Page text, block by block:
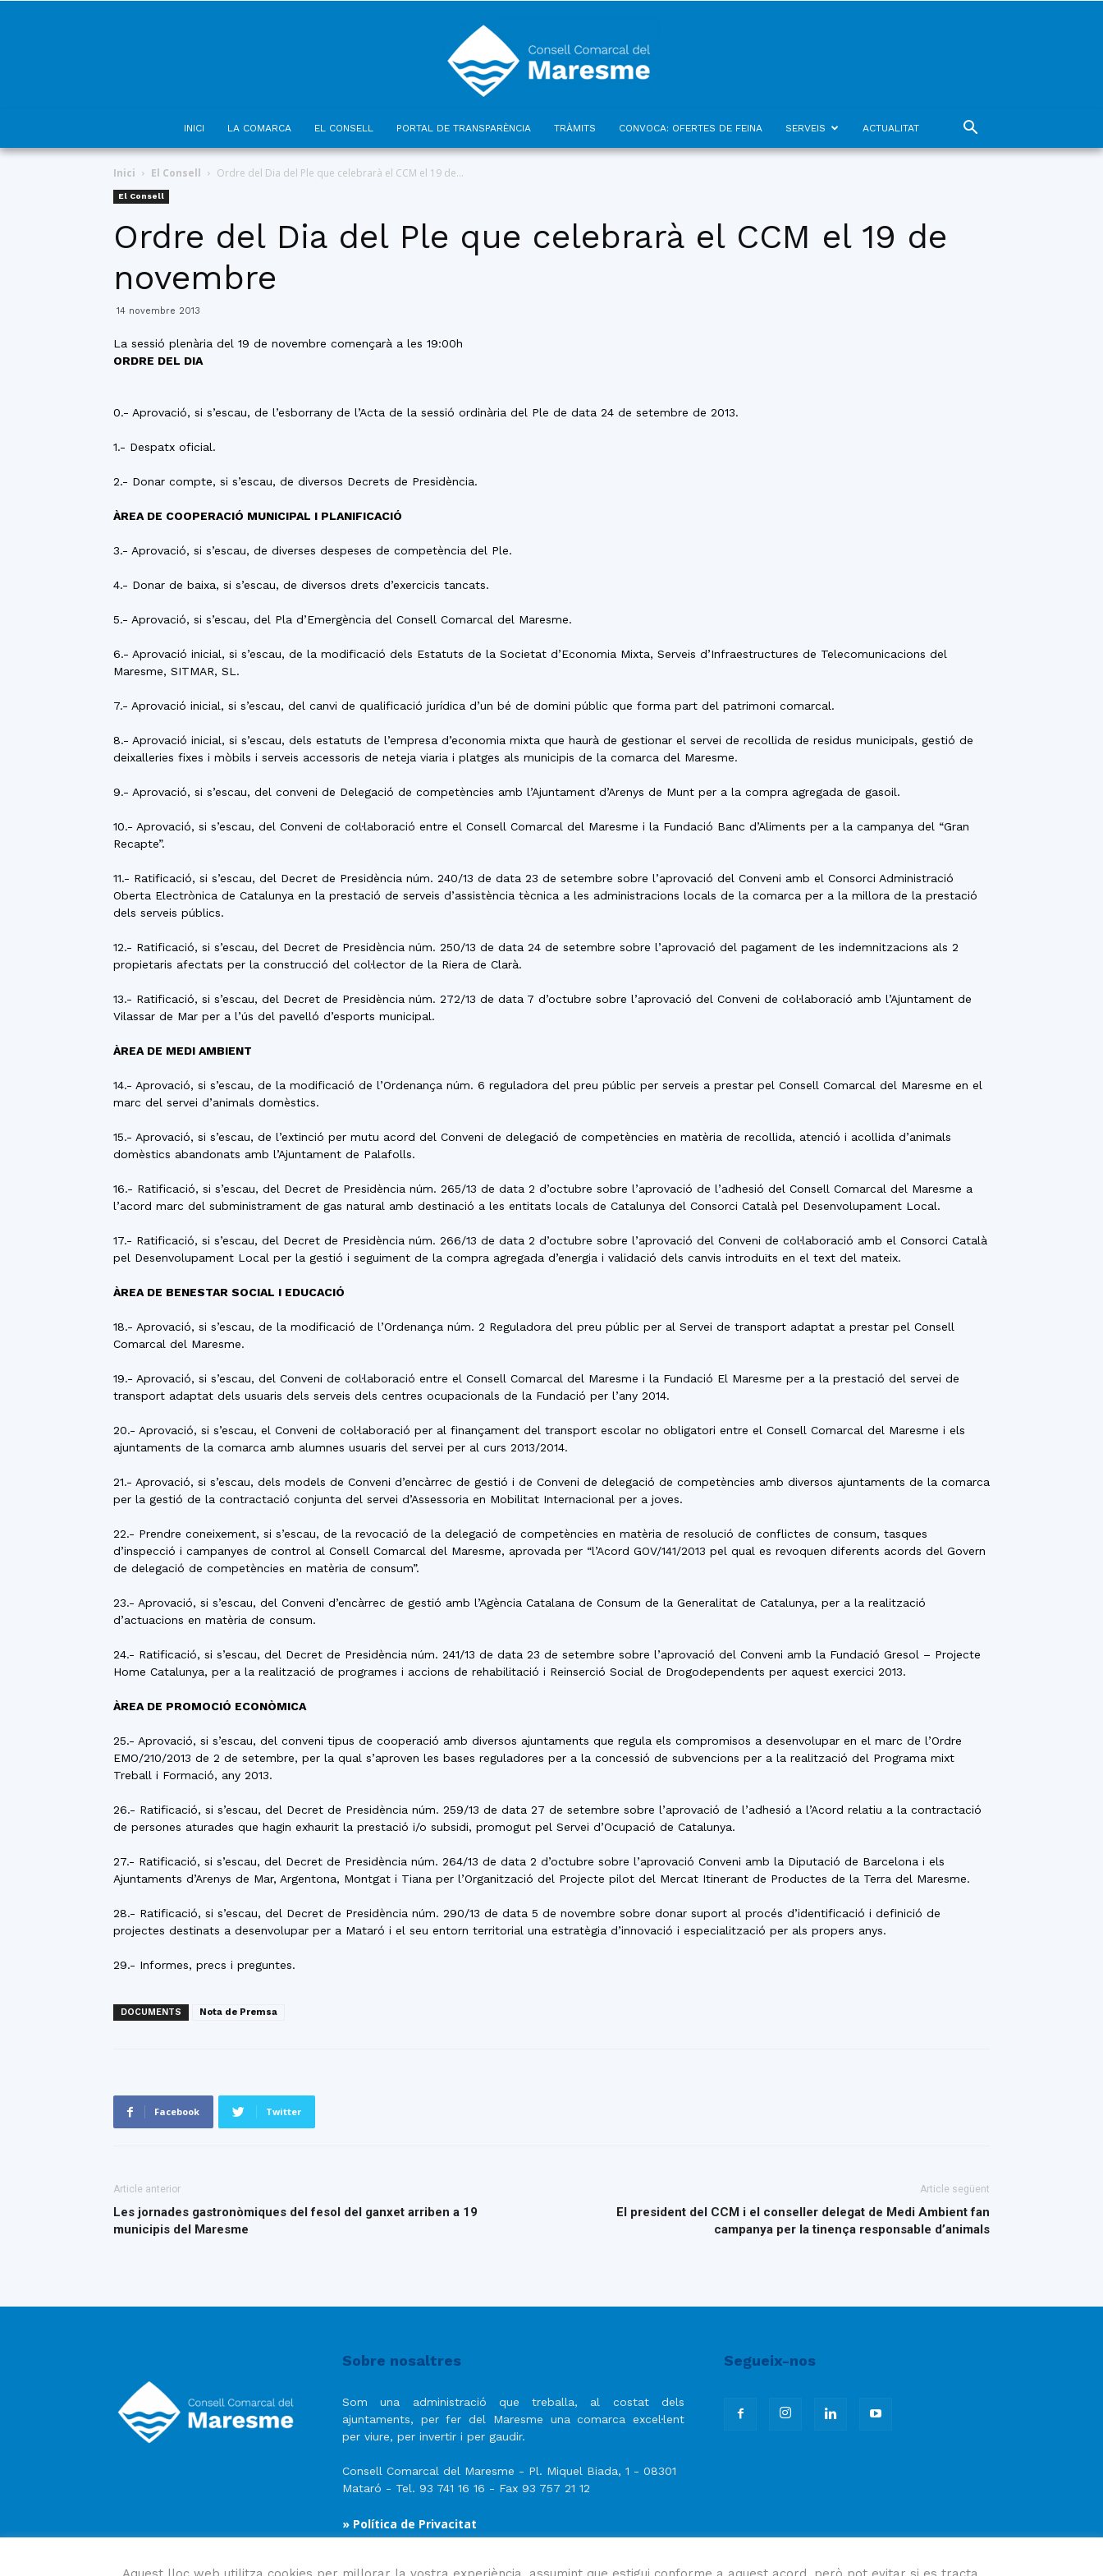
INICI LA COMARCA EL CONSELL PORTAL DE TRANSPARÈNCIA TRÀMITS CONVOCA: OFERTES DE FEINA SERVEIS ACTUALITAT
Inici El Consell Ordre del Dia del Ple que celebrarà el CCM el 19 de...
El Consell
Ordre del Dia del Ple que celebrarà el CCM el 19 de
novembre
14 novembre 2013
La sessió plenària del 19 de novembre començarà a les 19:00h
ORDRE DEL DIA
0.- Aprovació, si s’escau, de l’esborrany de l’Acta de la sessió ordinària del Ple de data 24 de setembre de 2013.
1.- Despatx oficial.
2.- Donar compte, si s’escau, de diversos Decrets de Presidència.
ÀREA DE COOPERACIÓ MUNICIPAL I PLANIFICACIÓ
3.- Aprovació, si s’escau, de diverses despeses de competència del Ple.
4.- Donar de baixa, si s’escau, de diversos drets d’exercicis tancats.
5.- Aprovació, si s’escau, del Pla d’Emergència del Consell Comarcal del Maresme.
6.- Aprovació inicial, si s’escau, de la modificació dels Estatuts de la Societat d’Economia Mixta, Serveis d’Infraestructures de Telecomunicacions del
Maresme, SITMAR, SL.
7.- Aprovació inicial, si s’escau, del canvi de qualificació jurídica d’un bé de domini públic que forma part del patrimoni comarcal.
8.- Aprovació inicial, si s’escau, dels estatuts de l’empresa d’economia mixta que haurà de gestionar el servei de recollida de residus municipals, gestió de
deixalleries fixes i mòbils i serveis accessoris de neteja viaria i platges als municipis de la comarca del Maresme.
9.- Aprovació, si s’escau, del conveni de Delegació de competències amb l’Ajuntament d’Arenys de Munt per a la compra agregada de gasoil.
10.- Aprovació, si s’escau, del Conveni de col·laboració entre el Consell Comarcal del Maresme i la Fundació Banc d’Aliments per a la campanya del “Gran
Recapte”.
11.- Ratificació, si s’escau, del Decret de Presidència núm. 240/13 de data 23 de setembre sobre l’aprovació del Conveni amb el Consorci Administració
Oberta Electrònica de Catalunya en la prestació de serveis d’assistència tècnica a les administracions locals de la comarca per a la millora de la prestació
dels serveis públics.
12.- Ratificació, si s’escau, del Decret de Presidència núm. 250/13 de data 24 de setembre sobre l’aprovació del pagament de les indemnitzacions als 2
propietaris afectats per la construcció del col·lector de la Riera de Clarà.
13.- Ratificació, si s’escau, del Decret de Presidència núm. 272/13 de data 7 d’octubre sobre l’aprovació del Conveni de col·laboració amb l’Ajuntament de
Vilassar de Mar per a l’ús del pavelló d’esports municipal.
ÀREA DE MEDI AMBIENT
14.- Aprovació, si s’escau, de la modificació de l’Ordenança núm. 6 reguladora del preu públic per serveis a prestar pel Consell Comarcal del Maresme en el
marc del servei d’animals domèstics.
15.- Aprovació, si s’escau, de l’extinció per mutu acord del Conveni de delegació de competències en matèria de recollida, atenció i acollida d’animals
domèstics abandonats amb l’Ajuntament de Palafolls.
16.- Ratificació, si s’escau, del Decret de Presidència núm. 265/13 de data 2 d’octubre sobre l’aprovació de l’adhesió del Consell Comarcal del Maresme a
l’acord marc del subministrament de gas natural amb destinació a les entitats locals de Catalunya del Consorci Català pel Desenvolupament Local.
17.- Ratificació, si s’escau, del Decret de Presidència núm. 266/13 de data 2 d’octubre sobre l’aprovació del Conveni de col·laboració amb el Consorci Català
pel Desenvolupament Local per la gestió i seguiment de la compra agregada d’energia i validació dels canvis introduïts en el text del mateix.
ÀREA DE BENESTAR SOCIAL I EDUCACIÓ
18.- Aprovació, si s’escau, de la modificació de l’Ordenança núm. 2 Reguladora del preu públic per al Servei de transport adaptat a prestar pel Consell
Comarcal del Maresme.
19.- Aprovació, si s’escau, del Conveni de col·laboració entre el Consell Comarcal del Maresme i la Fundació El Maresme per a la prestació del servei de
transport adaptat dels usuaris dels serveis dels centres ocupacionals de la Fundació per l’any 2014.
20.- Aprovació, si s’escau, el Conveni de col·laboració per al finançament del transport escolar no obligatori entre el Consell Comarcal del Maresme i els
ajuntaments de la comarca amb alumnes usuaris del servei per al curs 2013/2014.
21.- Aprovació, si s’escau, dels models de Conveni d’encàrrec de gestió i de Conveni de delegació de competències amb diversos ajuntaments de la comarca
per la gestió de la contractació conjunta del servei d’Assessoria en Mobilitat Internacional per a joves.
22.- Prendre coneixement, si s’escau, de la revocació de la delegació de competències en matèria de resolució de conflictes de consum, tasques
d’inspecció i campanyes de control al Consell Comarcal del Maresme, aprovada per “l’Acord GOV/141/2013 pel qual es revoquen diferents acords del Govern
de delegació de competències en matèria de consum”.
23.- Aprovació, si s’escau, del Conveni d’encàrrec de gestió amb l’Agència Catalana de Consum de la Generalitat de Catalunya, per a la realització
d’actuacions en matèria de consum.
24.- Ratificació, si s’escau, del Decret de Presidència núm. 241/13 de data 23 de setembre sobre l’aprovació del Conveni amb la Fundació Gresol – Projecte
Home Catalunya, per a la realització de programes i accions de rehabilitació i Reinserció Social de Drogodependents per aquest exercici 2013.
ÀREA DE PROMOCIÓ ECONÒMICA
25.- Aprovació, si s’escau, del conveni tipus de cooperació amb diversos ajuntaments que regula els compromisos a desenvolupar en el marc de l’Ordre
EMO/210/2013 de 2 de setembre, per la qual s’aproven les bases reguladores per a la concessió de subvencions per a la realització del Programa mixt
Treball i Formació, any 2013.
26.- Ratificació, si s’escau, del Decret de Presidència núm. 259/13 de data 27 de setembre sobre l’aprovació de l’adhesió a l’Acord relatiu a la contractació
de persones aturades que hagin exhaurit la prestació i/o subsidi, promogut pel Servei d’Ocupació de Catalunya.
27.- Ratificació, si s’escau, del Decret de Presidència núm. 264/13 de data 2 d’octubre sobre l’aprovació Conveni amb la Diputació de Barcelona i els
Ajuntaments d’Arenys de Mar, Argentona, Montgat i Tiana per l’Organització del Projecte pilot del Mercat Itinerant de Productes de la Terra del Maresme.
28.- Ratificació, si s’escau, del Decret de Presidència núm. 290/13 de data 5 de novembre sobre donar suport al procés d’identificació i definició de
projectes destinats a desenvolupar per a Mataró i el seu entorn territorial una estratègia d’innovació i especialització per als propers anys.
29.- Informes, precs i preguntes.
DOCUMENTS Nota de Premsa
Facebook Twitter
Article anterior
Les jornades gastronòmiques del fesol del ganxet arriben a 19
municipis del Maresme
Article següent
El president del CCM i el conseller delegat de Medi Ambient fan
campanya per la tinença responsable d’animals
Sobre nosaltres
Som una administració que treballa, al costat dels
ajuntaments, per fer del Maresme una comarca excel·lent
per viure, per invertir i per gaudir.
Consell Comarcal del Maresme - Pl. Miquel Biada, 1 - 08301
Mataró - Tel. 93 741 16 16 - Fax 93 757 21 12
» Política de Privacitat
Segueix-nos